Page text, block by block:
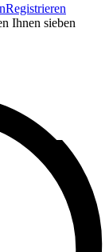
Registrieren
Ihnen sieben